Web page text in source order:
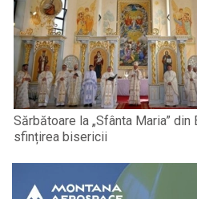
Sărbătoare la „Sfânta Maria”
sfințirea bisericii